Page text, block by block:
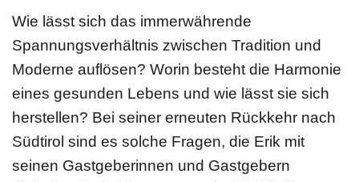
Wie lässt sich das immerwährende
Spannungsverhältnis zwischen Tradition und
Moderne auflösen? Worin besteht die Harmonie
eines gesunden Lebens und wie lässt sie sich
herstellen? Bei seiner erneuten Rückkehr nach
Südtirol sind es solche Fragen, die Erik mit
seinen Gastgeberinnen und Gastgebern